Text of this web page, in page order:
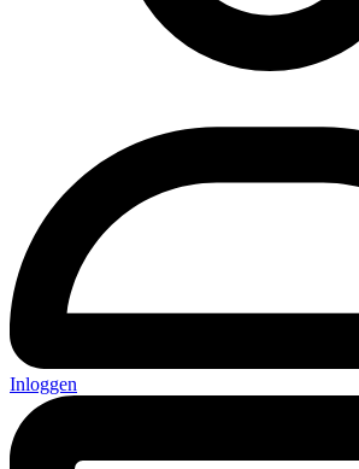
Inloggen